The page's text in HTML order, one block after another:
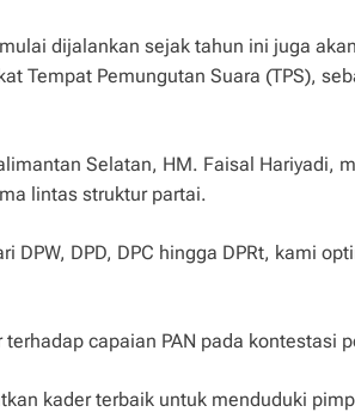
dijalankan sejak tahun ini juga
Tempat Pemungutan Suara (TPS),
Selatan, HM. Faisal
lintas struktur partai.
DPW, DPD, DPC hingga DPRt, kami
capaian PAN pada kontestasi
kader terbaik untuk menduduki